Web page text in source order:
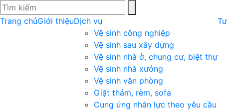
Trang chủGiới thiệuDịch vụ
Vệ sinh công nghiệp
Vệ sinh sau xây dựng
Vệ sinh nhà ở, chung cư, biệt thự
Vệ sinh nhà xưởng
Vệ sinh văn phòng
Giặt thảm, rèm, sofa
Cung ứng nhân lực theo yêu cầu
Tư